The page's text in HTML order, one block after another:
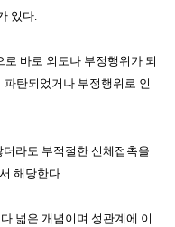
있다.
바로 외도나 부정행위가 되
탄되었거나 부정행위로 인
더라도 부적절한 신체접촉을
해당한다.
넓은 개념이며 성관계에 이